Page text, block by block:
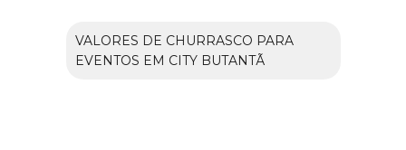
VALORES DE CHURRASCO PARA
EVENTOS EM CITY BUTANTÃ